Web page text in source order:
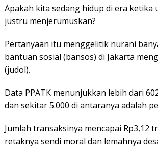
Apakah kita sedang hidup di era
justru menjerumuskan?
Pertanyaan itu menggelitik nurani
bantuan sosial (bansos) di Jakarta
(judol).
Data PPATK menunjukkan lebih dari
dan sekitar 5.000 di antaranya adalah
Jumlah transaksinya mencapai
retaknya sendi moral dan lemahnya